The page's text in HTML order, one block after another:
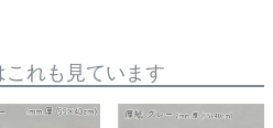
れも見ています